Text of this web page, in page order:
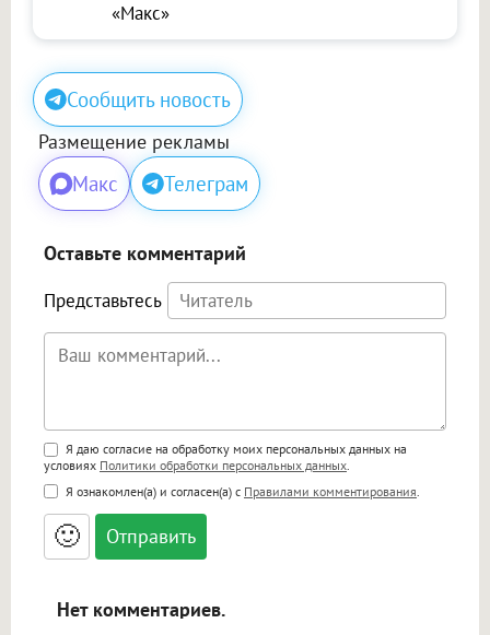
«Макс»
Сообщить новость
Размещение рекламы
Макс Телеграм
Оставьте комментарий
Представьтесь
Поддержка HTML
<b>, <strong>, <u>, <i>, <em>, <s>, <big>,
<small>, <sup>, <sub>, <pre>, <ul>, <ol>, <li>,
<blockquote>, <code> экранирует HTML,
адреса URL автоматически становятся
ссылками, и [img]адрес[/img] будет
Я даю согласие на обработку моих персональных данных на
условиях Политики обработки персональных данных
Я ознакомлен(а) и согласен(а) с Правилами комментирования
🙂
Нет комментариев.